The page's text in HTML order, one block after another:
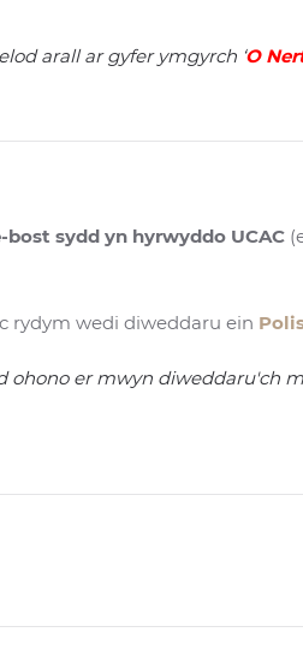
arall ar gyfer ymgyrch ‘ O
sydd yn hyrwyddo UCAC
rydym wedi diweddaru ein
er mwyn diweddaru'ch